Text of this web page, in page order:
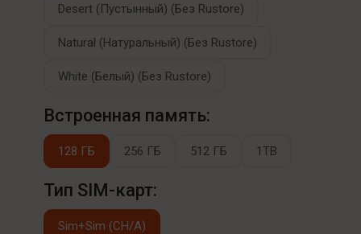
Desert (Пустынный) (Без Rustore)
Natural (Натуральный) (Без Rustore)
White (Белый) (Без Rustore)
Встроенная память:
128 ГБ 256 ГБ 512 ГБ 1TB
Тип SIM-карт:
Sim+Sim (CH/A)